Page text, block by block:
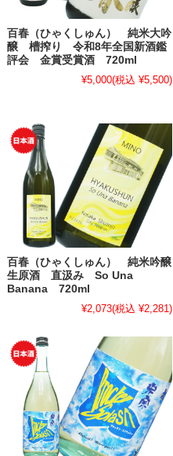
百春（ひゃくしゅん） 純米大吟
醸 槽搾り 令和8年全国新酒鑑
評会 金賞受賞酒 720ml
¥5,000(税込 ¥5,500)
百春（ひゃくしゅん） 純米吟醸
生原酒 直汲み So Una
Banana 720ml
¥2,073(税込 ¥2,281)